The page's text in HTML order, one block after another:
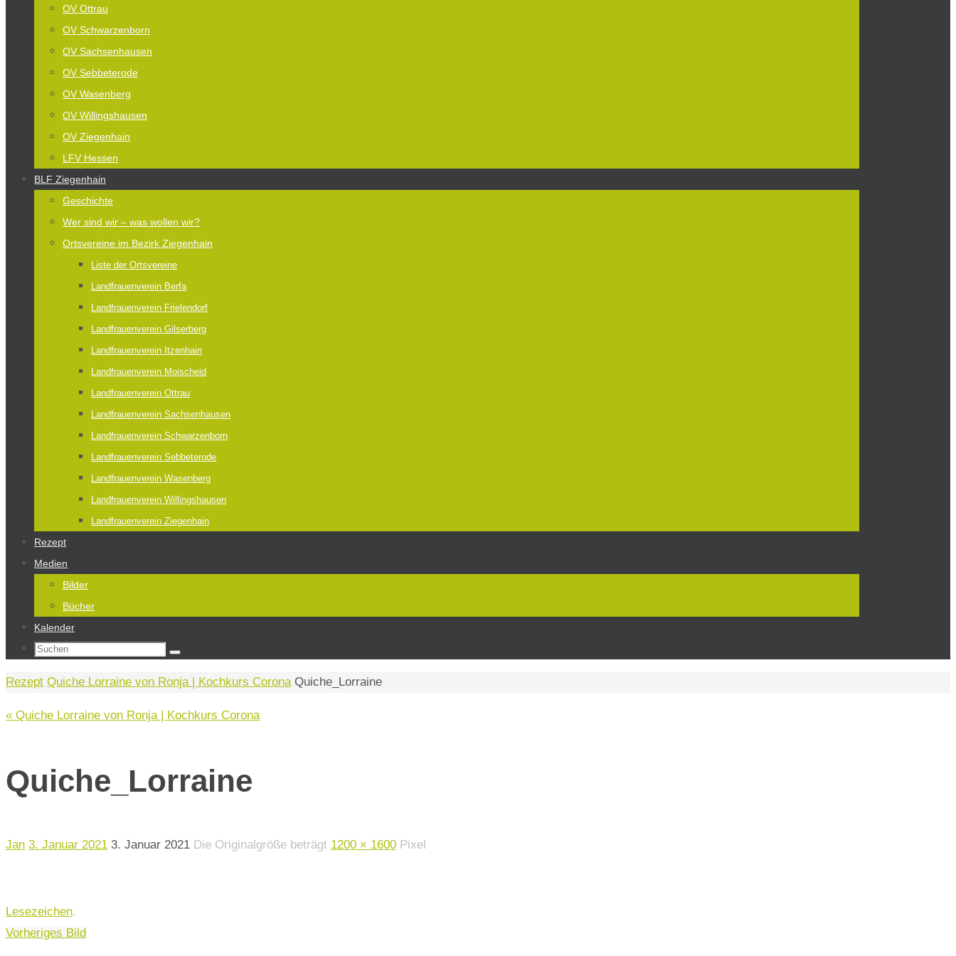
OV Ottrau
OV Schwarzenborn
OV Sachsenhausen
OV Sebbeterode
OV Wasenberg
OV Willingshausen
OV Ziegenhain
LFV Hessen
BLF Ziegenhain
Geschichte
Wer sind wir – was wollen wir?
Ortsvereine im Bezirk Ziegenhain
Liste der Ortsvereine
Landfrauenverein Berfa
Landfrauenverein Frielendorf
Landfrauenverein Gilserberg
Landfrauenverein Itzenhain
Landfrauenverein Moischeid
Landfrauenverein Ottrau
Landfrauenverein Sachsenhausen
Landfrauenverein Schwarzenborn
Landfrauenverein Sebbeterode
Landfrauenverein Wasenberg
Landfrauenverein Willingshausen
Landfrauenverein Ziegenhain
Rezept
Medien
Bilder
Bücher
Kalender
Suchen
Suchen
Start
Rezept Quiche Lorraine von Ronja | Kochkurs Corona Quiche_Lorraine
« Quiche Lorraine von Ronja | Kochkurs Corona
Quiche_Lorraine
Jan 3. Januar 2021 3. Januar 2021 Die Originalgröße beträgt 1200 × 1600 Pixel
Lesezeichen.
Vorheriges Bild